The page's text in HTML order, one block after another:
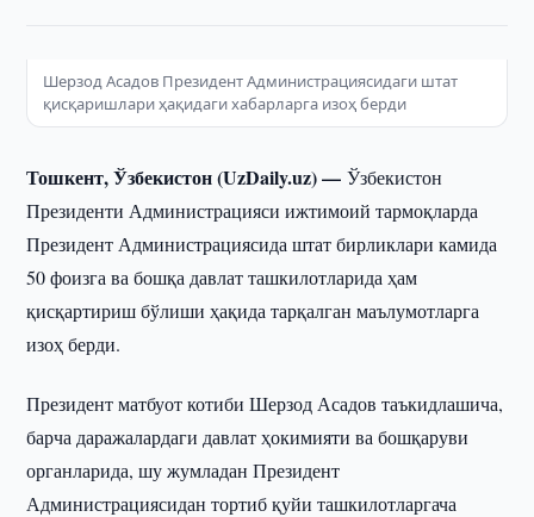
Шерзод Асадов Президент Администрациясидаги штат
қисқаришлари ҳақидаги хабарларга изоҳ берди
Тошкент, Ўзбекистон (UzDaily.uz) —Ўзбекистон
Президенти Администрацияси ижтимоий тармоқларда
Президент Администрациясида штат бирликлари камида
50 фоизга ва бошқа давлат ташкилотларида ҳам
қисқартириш бўлиши ҳақида тарқалган маълумотларга
изоҳ берди.
Президент матбуот котиби Шерзод Асадов таъкидлашича,
барча даражалардаги давлат ҳокимияти ва бошқаруви
органларида, шу жумладан Президент
Администрациясидан тортиб қуйи ташкилотларгача